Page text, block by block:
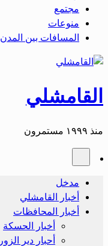
مجتمع
منوعات
المسافات بين المدن
القامشلي
منذ ١٩٩٩ مستمرون
مدخل
أخبار القامشلي
أخبار المحافظات
أخبار الحسكة
أحبار دير الزور